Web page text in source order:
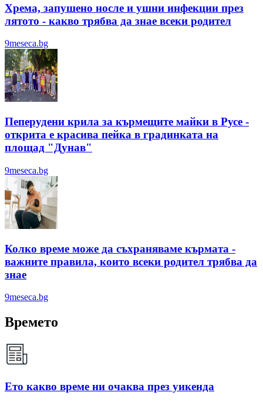
Хрема, запушено носле и ушни инфекции през
лятотo - какво трябва да знае всеки родител
9meseca.bg
Пеперудени крила за кърмещите майки в Русе -
открита е красива пейка в градинката на
площад "Дунав"
9meseca.bg
Колко време може да съхраняваме кърмата -
важните правила, които всеки родител трябва да
знае
9meseca.bg
Времето
Ето какво време ни очаква през уикенда